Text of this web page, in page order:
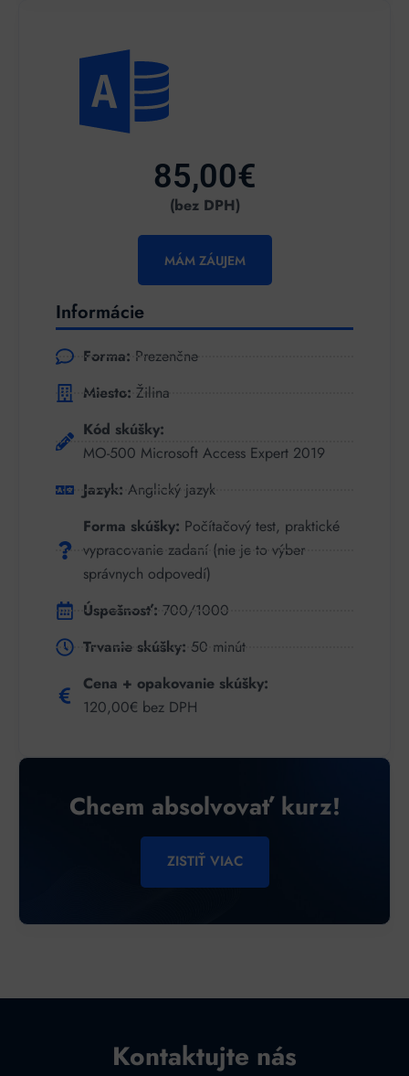
85,00€
(bez DPH)
MÁM ZÁUJEM
Informácie
Forma: Prezenčne
Miesto: Žilina
Kód skúšky:
MO-500 Microsoft Access Expert 2019
Jazyk: Anglický jazyk
Forma skúšky: Počítačový test, praktické
vypracovanie zadaní (nie je to výber
správnych odpovedí)
Úspešnosť: 700/1000
Trvanie skúšky: 50 minút
Cena + opakovanie skúšky:
120,00€ bez DPH
Chcem absolvovať kurz!
ZISTIŤ VIAC
Kontaktujte nás